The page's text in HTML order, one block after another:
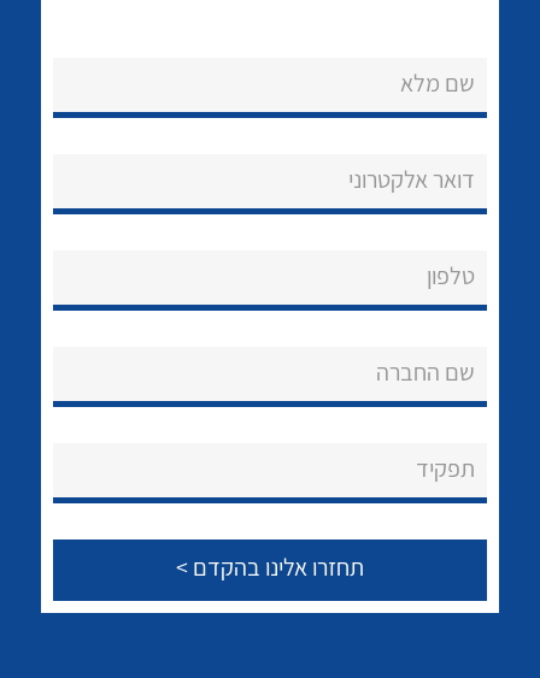
נקודות מכירה
About Ateka Ltd.
צור קשר
לכל מוצרי היצרן
לכל מוצרי היצרן לכל מוצרי היצרן
שם מלא
דואר אלקטרוני
טלפון
שם החברה
תפקיד